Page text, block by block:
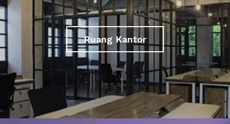
Ruang Kantor